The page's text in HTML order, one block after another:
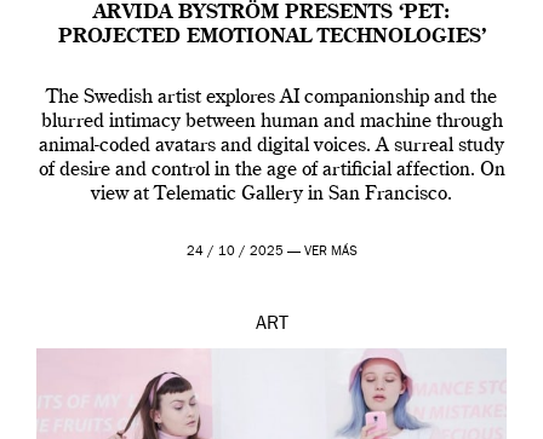
ARVIDA BYSTRÖM PRESENTS ‘PET:
PROJECTED EMOTIONAL TECHNOLOGIES’
The Swedish artist explores AI companionship and the
blurred intimacy between human and machine through
animal-coded avatars and digital voices. A surreal study
of desire and control in the age of artificial affection. On
view at Telematic Gallery in San Francisco.
24 / 10 / 2025 — VER MÁS
ART